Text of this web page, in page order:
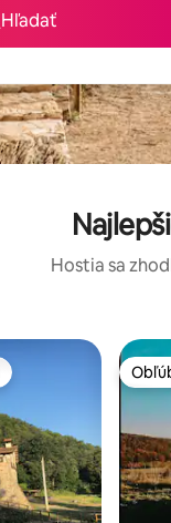
Hľadať
Hostia sa